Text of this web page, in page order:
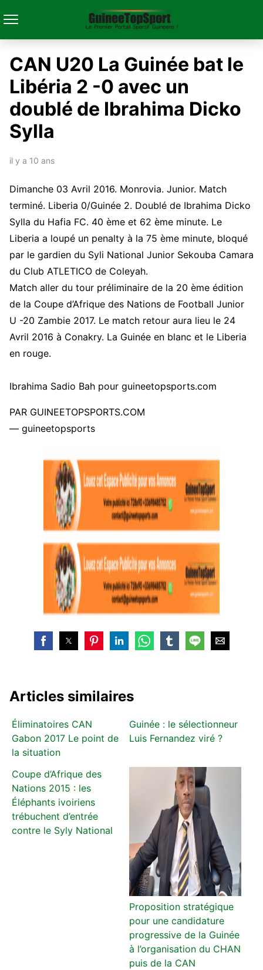
CAN U20 La Guinée bat le
Libéria 2 -0 avec un
doublé de Ibrahima Dicko
Sylla
il y a 10 ans
Dimanche 03 Avril 2016. Monrovia. Junior. Match
terminé. Liberia 0/Guinée 2. Doublé de Ibrahima Dicko
Sylla du Hafia FC. 40 ème et 62 ème minute. Le
Liberia a loupé un penalty à la 75 ème minute, bloqué
par le gardien du Syli National Junior Sekouba Camara
du Club ATLETICO de Coleyah.
Match aller du tour préliminaire de la 20 ème édition
de la Coupe d’Afrique des Nations de Football Junior
U -20 Zambie 2017. Le match retour aura lieu le 24
Avril 2016 à Conakry. La Guinée en blanc et le Liberia
en rouge.
Ibrahima Sadio Bah pour guineetopsports.com
PAR GUINEETOPSPORTS.COM
— guineetopsports
Articles similaires
Éliminatoires CAN
Gabon 2017 Le point de
la situation
Guinée : le sélectionneur
Luis Fernandez viré ?
Coupe d’Afrique des
Nations 2015 : les
Éléphants ivoiriens
trébuchent d’entrée
contre le Syly National
Proposition stratégique
pour une candidature
progressive de la Guinée
à l’organisation du CHAN
puis de la CAN